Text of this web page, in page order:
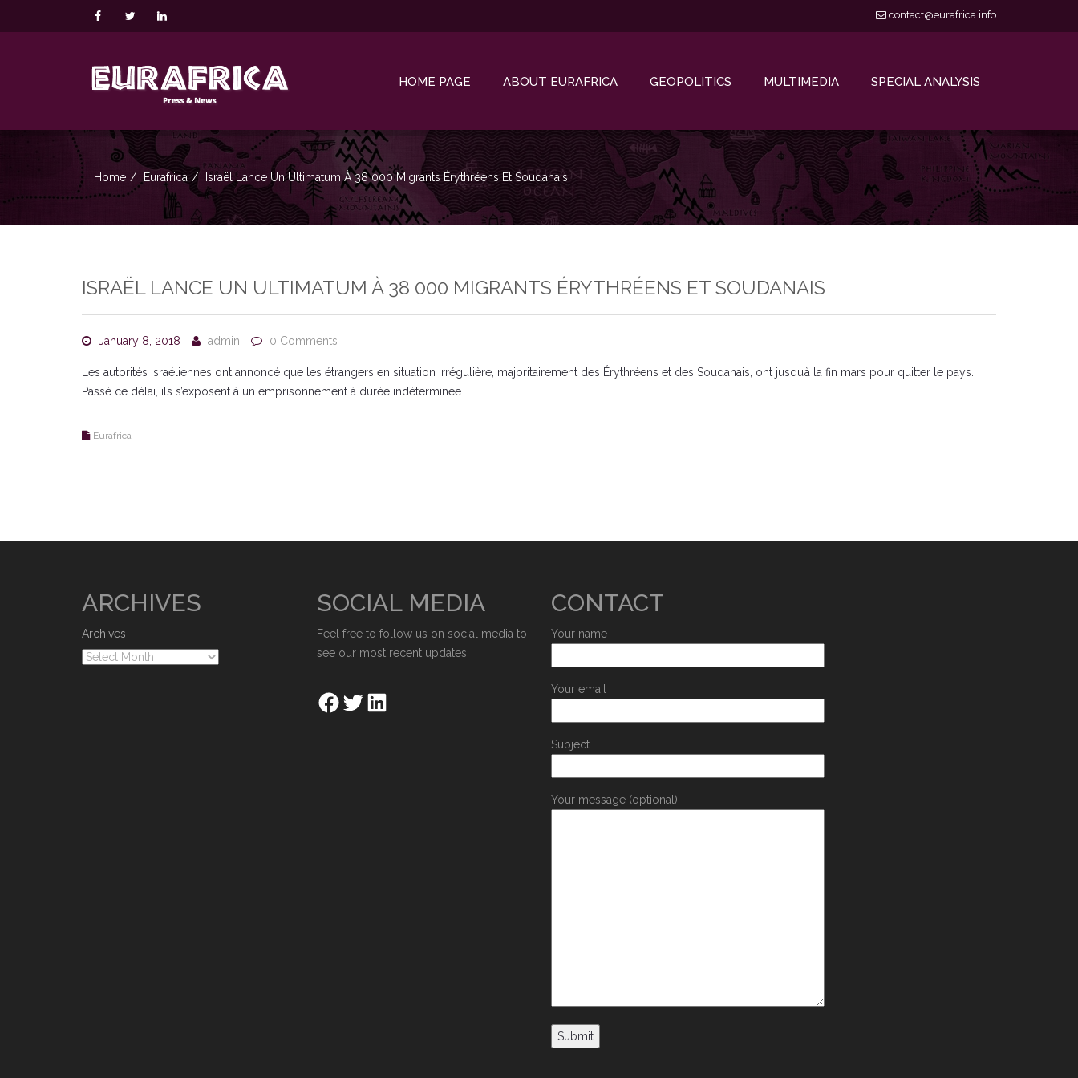
contact@eurafrica.info
HOME PAGE ABOUT EURAFRICA GEOPOLITICS MULTIMEDIA SPECIAL ANALYSIS
Home Eurafrica Israël Lance Un Ultimatum À 38 000 Migrants Érythréens Et Soudanais
ISRAËL LANCE UN ULTIMATUM À 38 000 MIGRANTS ÉRYTHRÉENS ET SOUDANAIS
January 8, 2018 admin 0 Comments
Les autorités israéliennes ont annoncé que les étrangers en situation irrégulière, majoritairement des Érythréens et des Soudanais, ont jusqu’à la fin mars pour quitter le pays.
Passé ce délai, ils s’exposent à un emprisonnement à durée indéterminée.
Eurafrica
ARCHIVES
Archives
SOCIAL MEDIA
Feel free to follow us on social media to
see our most recent updates.
CONTACT
Your name
Your email
Subject
Your message (optional)